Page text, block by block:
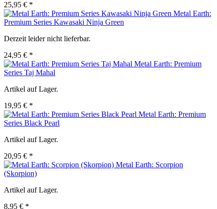
25,95 € *
Metal Earth:
Premium Series Kawasaki Ninja Green
Derzeit leider nicht lieferbar.
24,95 € *
Metal Earth: Premium
Series Taj Mahal
Artikel auf Lager.
19,95 € *
Metal Earth: Premium
Series Black Pearl
Artikel auf Lager.
20,95 € *
Metal Earth: Scorpion
(Skorpion)
Artikel auf Lager.
8,95 € *